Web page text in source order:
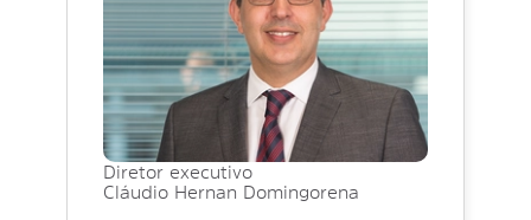
Diretor executivo
Cláudio Hernan Domingorena